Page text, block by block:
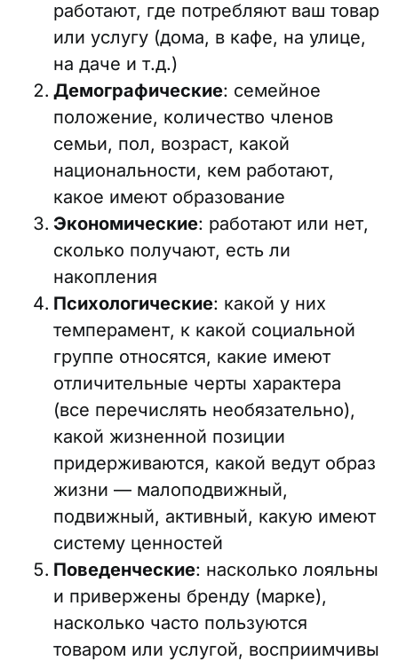
работают, где потребляют ваш товар
или услугу (дома, в кафе, на улице,
на даче и т.д.)
Демографические: семейное
положение, количество членов
семьи, пол, возраст, какой
национальности, кем работают,
какое имеют образование
Экономические: работают или нет,
сколько получают, есть ли
накопления
Психологические: какой у них
темперамент, к какой социальной
группе относятся, какие имеют
отличительные черты характера
(все перечислять необязательно),
какой жизненной позиции
придерживаются, какой ведут образ
жизни — малоподвижный,
подвижный, активный, какую имеют
систему ценностей
Поведенческие: насколько лояльны
и привержены бренду (марке),
насколько часто пользуются
товаром или услугой, восприимчивы